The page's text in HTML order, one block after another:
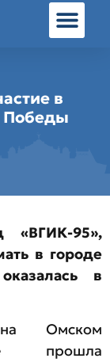
в
Победы
95»,
в городе
в
Омском
прошла